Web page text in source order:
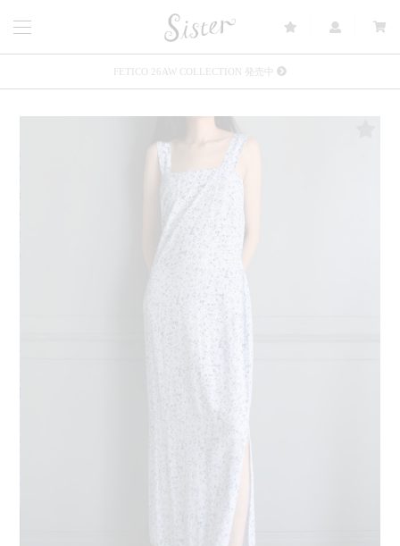
FETICO 26AW COLLECTION 発売中
Sister(渋谷区松濤) 店舗休業のご案内
リース衣装提供について
発売中 : Sister × OJOJO NAITŌ
発売中 : Sister × 前原光榮商店
新規会員登録で5%OFFクーポン配布
Summer Sale up to 60%OFF 開催中